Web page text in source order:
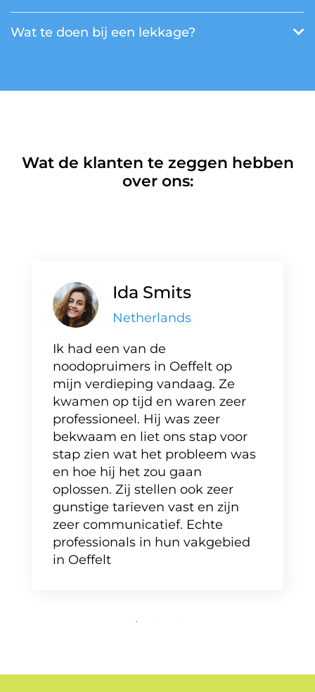
Wat te doen bij een lekkage?
Wat de klanten te zeggen hebben
over ons:
Ida Smits
Netherlands
Ik had een van de
noodopruimers in Oeffelt op
mijn verdieping vandaag. Ze
kwamen op tijd en waren zeer
professioneel. Hij was zeer
bekwaam en liet ons stap voor
stap zien wat het probleem was
en hoe hij het zou gaan
oplossen. Zij stellen ook zeer
gunstige tarieven vast en zijn
zeer communicatief. Echte
professionals in hun vakgebied
in Oeffelt